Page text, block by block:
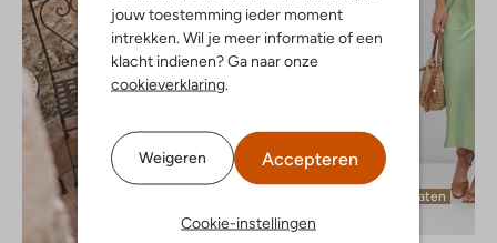
jouw toestemming ieder moment
intrekken. Wil je meer informatie of een
klacht indienen? Ga naar onze
cookieverklaring
Weigeren Accepteren
Cookie-instellingen
Laatste maten